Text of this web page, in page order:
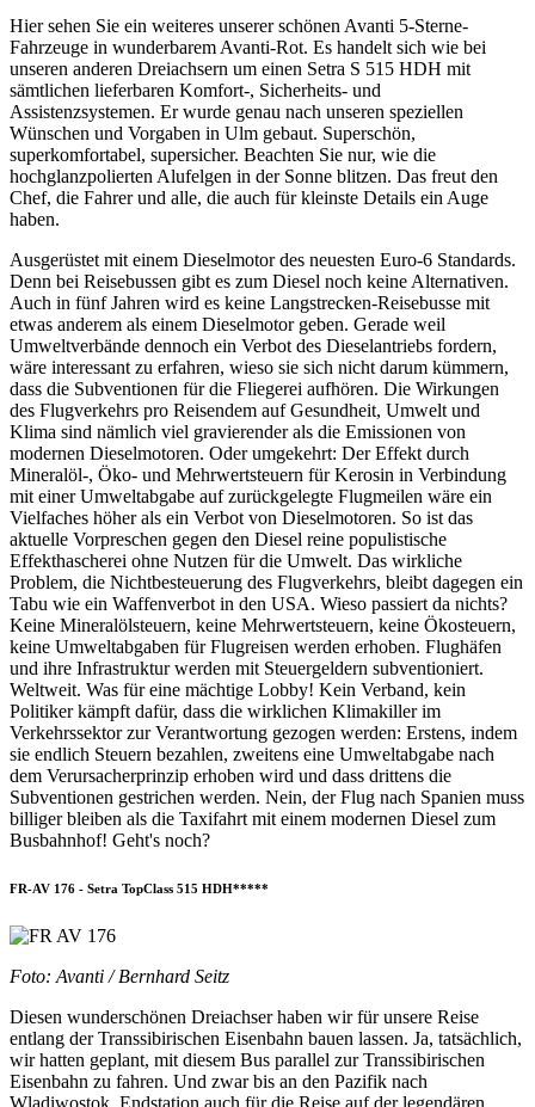
Hier sehen Sie ein weiteres unserer schönen Avanti 5-Sterne-
Fahrzeuge in wunderbarem Avanti-Rot. Es handelt sich wie bei
unseren anderen Dreiachsern um einen Setra S 515 HDH mit
sämtlichen lieferbaren Komfort-, Sicherheits- und
Assistenzsystemen. Er wurde genau nach unseren speziellen
Wünschen und Vorgaben in Ulm gebaut. Superschön,
superkomfortabel, supersicher. Beachten Sie nur, wie die
hochglanzpolierten Alufelgen in der Sonne blitzen. Das freut den
Chef, die Fahrer und alle, die auch für kleinste Details ein Auge
haben.
Ausgerüstet mit einem Dieselmotor des neuesten Euro-6 Standards.
Denn bei Reisebussen gibt es zum Diesel noch keine Alternativen.
Auch in fünf Jahren wird es keine Langstrecken-Reisebusse mit
etwas anderem als einem Dieselmotor geben. Gerade weil
Umweltverbände dennoch ein Verbot des Dieselantriebs fordern,
wäre interessant zu erfahren, wieso sie sich nicht darum kümmern,
dass die Subventionen für die Fliegerei aufhören. Die Wirkungen
des Flugverkehrs pro Reisendem auf Gesundheit, Umwelt und
Klima sind nämlich viel gravierender als die Emissionen von
modernen Dieselmotoren. Oder umgekehrt: Der Effekt durch
Mineralöl-, Öko- und Mehrwertsteuern für Kerosin in Verbindung
mit einer Umweltabgabe auf zurückgelegte Flugmeilen wäre ein
Vielfaches höher als ein Verbot von Dieselmotoren. So ist das
aktuelle Vorpreschen gegen den Diesel reine populistische
Effekthascherei ohne Nutzen für die Umwelt. Das wirkliche
Problem, die Nichtbesteuerung des Flugverkehrs, bleibt dagegen ein
Tabu wie ein Waffenverbot in den USA. Wieso passiert da nichts?
Keine Mineralölsteuern, keine Mehrwertsteuern, keine Ökosteuern,
keine Umweltabgaben für Flugreisen werden erhoben. Flughäfen
und ihre Infrastruktur werden mit Steuergeldern subventioniert.
Weltweit. Was für eine mächtige Lobby! Kein Verband, kein
Politiker kämpft dafür, dass die wirklichen Klimakiller im
Verkehrssektor zur Verantwortung gezogen werden: Erstens, indem
sie endlich Steuern bezahlen, zweitens eine Umweltabgabe nach
dem Verursacherprinzip erhoben wird und dass drittens die
Subventionen gestrichen werden. Nein, der Flug nach Spanien muss
billiger bleiben als die Taxifahrt mit einem modernen Diesel zum
Busbahnhof! Geht's noch?
FR-AV 176 - Setra TopClass 515 HDH*****
Foto: Avanti / Bernhard Seitz
Diesen wunderschönen Dreiachser haben wir für unsere Reise
entlang der Transsibirischen Eisenbahn bauen lassen. Ja, tatsächlich,
wir hatten geplant, mit diesem Bus parallel zur Transsibirischen
Eisenbahn zu fahren. Und zwar bis an den Pazifik nach
Wladiwostok, Endstation auch für die Reise auf der legendären